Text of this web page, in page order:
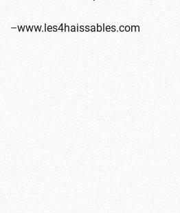
–www.les4haissables.com